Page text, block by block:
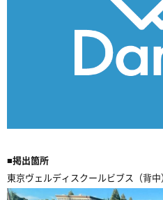
■掲出箇所
東京ヴェルディスクールビブス（背中）